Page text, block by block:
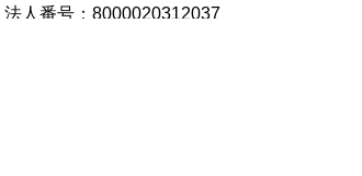
法人番号：8000020312037